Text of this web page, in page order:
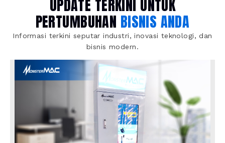
UPDATE TERKINI UNTUK
PERTUMBUHAN BISNIS ANDA
Informasi terkini seputar industri, inovasi teknologi, dan
bisnis modern.